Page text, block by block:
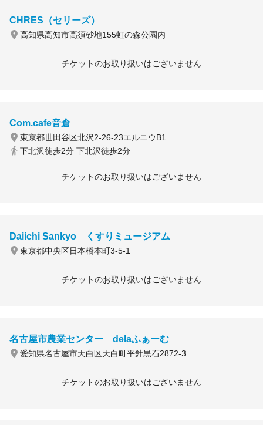
CHRES（セリーズ）
高知県高知市高須砂地155虹の森公園内
チケットのお取り扱いはございません
Com.cafe音倉
東京都世田谷区北沢2-26-23エルニウB1
下北沢徒歩2分 下北沢徒歩2分
チケットのお取り扱いはございません
Daiichi Sankyo くすりミュージアム
東京都中央区日本橋本町3-5-1
チケットのお取り扱いはございません
名古屋市農業センター delaふぁーむ
愛知県名古屋市天白区天白町平針黒石2872-3
チケットのお取り扱いはございません